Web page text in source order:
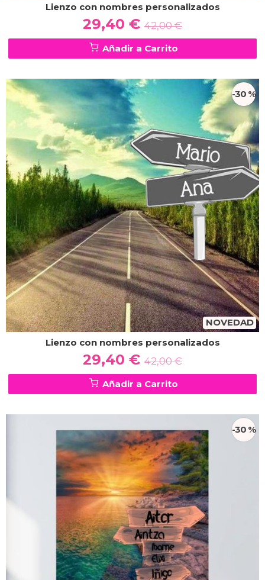
Lienzo con nombres personalizados
29,40 € 42,00 €
Añadir a Carrito
NOVEDAD
-30 %
Lienzo con nombres personalizados
29,40 € 42,00 €
Añadir a Carrito
-30 %